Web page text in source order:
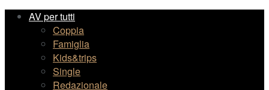
AV per tutti
Coppia
Famiglia
Kids&trips
Single
Redazionale